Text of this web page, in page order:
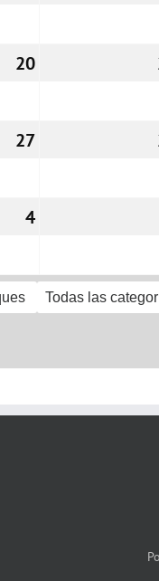
2020/11/2026
2727/11/2026
404/12/2026
Todas las